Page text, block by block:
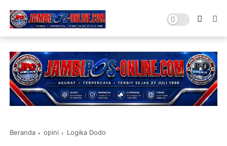
Beranda opini Logika Dodo